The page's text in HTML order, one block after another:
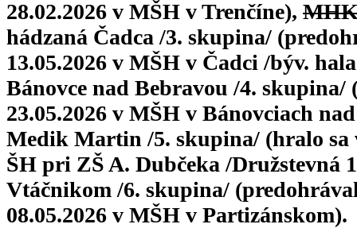
28.02.2026 v MŠH v Trenčíne),
hádzaná Čadca /3. skupina/
13.05.2026 v MŠH v Čadci /býv.
Bánovce nad Bebravou /4. skupina/
23.05.2026 v MŠH v Bánovciach
Medik Martin /5. skupina/ (hralo sa
ŠH pri ZŠ A. Dubčeka /Družstevná
Vtáčnikom /6. skupina/
08.05.2026 v MŠH v Partizánskom).